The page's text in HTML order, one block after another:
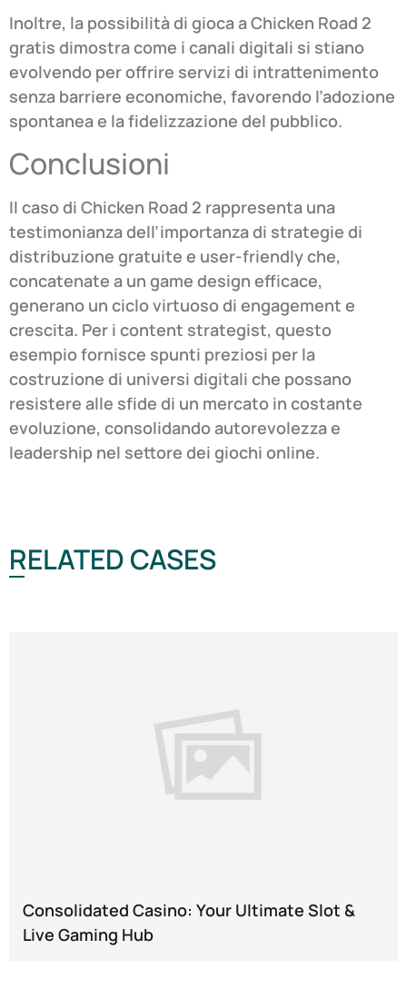
Inoltre, la possibilità di gioca a Chicken Road 2
gratis dimostra come i canali digitali si stiano
evolvendo per offrire servizi di intrattenimento
senza barriere economiche, favorendo l’adozione
spontanea e la fidelizzazione del pubblico.
Conclusioni
Il caso di Chicken Road 2 rappresenta una
testimonianza dell’importanza di strategie di
distribuzione gratuite e user-friendly che,
concatenate a un game design efficace,
generano un ciclo virtuoso di engagement e
crescita. Per i content strategist, questo
esempio fornisce spunti preziosi per la
costruzione di universi digitali che possano
resistere alle sfide di un mercato in costante
evoluzione, consolidando autorevolezza e
leadership nel settore dei giochi online.
RELATED CASES
Consolidated Casino: Your Ultimate Slot &
Live Gaming Hub